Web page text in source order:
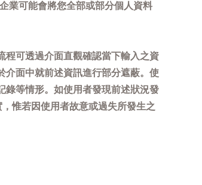
業可能會將您全部或部分個人資料
程可透過介面直觀確認當下輸入之資
介面中就前述資訊進行部分遮蔽。使
錄等情形。如使用者發現前述狀況發
惟若因使用者故意或過失所發生之